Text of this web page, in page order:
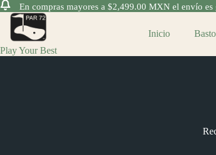
En compras mayores a $2,499.00 MXN el envío
Saltar
contenido
Play Your Best
Inicio